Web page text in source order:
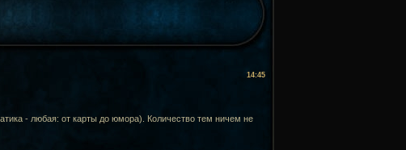
14:45
- любая: от карты до юмора). Количество тем ничем не